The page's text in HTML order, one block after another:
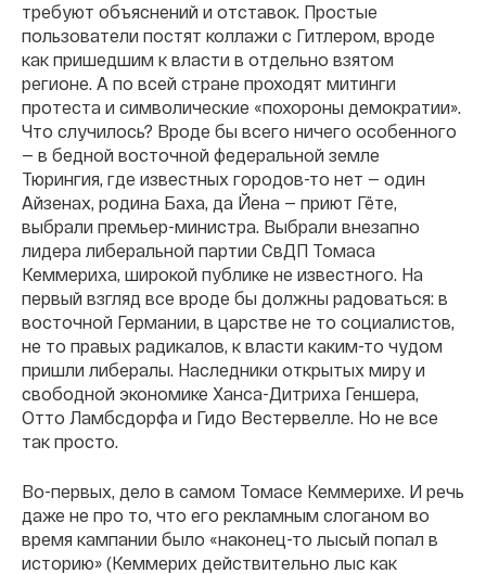
требуют объяснений и отставок. Простые
пользователи постят коллажи с Гитлером, вроде
как пришедшим к власти в отдельно взятом
регионе. А по всей стране проходят митинги
протеста и символические «похороны демократии».
Что случилось? Вроде бы всего ничего особенного
— в бедной восточной федеральной земле
Тюрингия, где известных городов-то нет — один
Айзенах, родина Баха, да Йена — приют Гёте,
выбрали премьер-министра. Выбрали внезапно
лидера либеральной партии СвДП Томаса
Кеммериха, широкой публике не известного. На
первый взгляд все вроде бы должны радоваться: в
восточной Германии, в царстве не то социалистов,
не то правых радикалов, к власти каким-то чудом
пришли либералы. Наследники открытых миру и
свободной экономике Ханса-Дитриха Геншера,
Отто Ламбсдорфа и Гидо Вестервелле. Но не все
так просто.
Во-первых, дело в самом Томасе Кеммерихе. И речь
даже не про то, что его рекламным слоганом во
время кампании было «наконец-то лысый попал в
историю» (Кеммерих действительно лыс как